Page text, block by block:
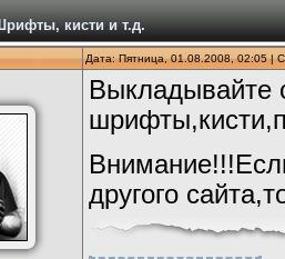
кисти и т.д.
Дата: Пятница, 01.08.2008, 02:05 |
Выкладывайте
другого